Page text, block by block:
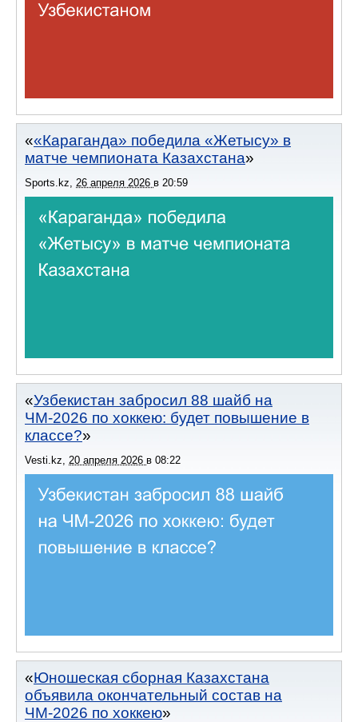
«Караганда» победила «Жетысу» в
матче чемпионата Казахстана
Sports.kz, 26 апреля 2026 в 20:59
Узбекистан забросил 88 шайб на
ЧМ-2026 по хоккею: будет повышение в
классе?
Vesti.kz 20 апреля 2026 в 08:22
Юношеская сборная Казахстана
объявила окончательный состав на
ЧМ-2026 по хоккею